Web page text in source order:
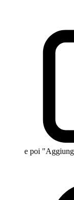
e poi